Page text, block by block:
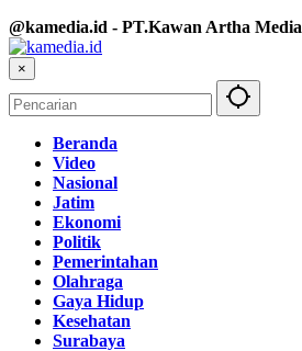
@kamedia.id - PT.Kawan Artha Media
×
Beranda
Video
Nasional
Jatim
Ekonomi
Politik
Pemerintahan
Olahraga
Gaya Hidup
Kesehatan
Surabaya